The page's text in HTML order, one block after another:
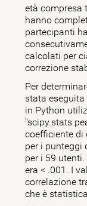
età compresa
hanno
partecipanti
calcolati per
correzione
Per
stata
in Python
coefficiente di
per i punteggi
per i 59
era < .001. I
correlazione
che è